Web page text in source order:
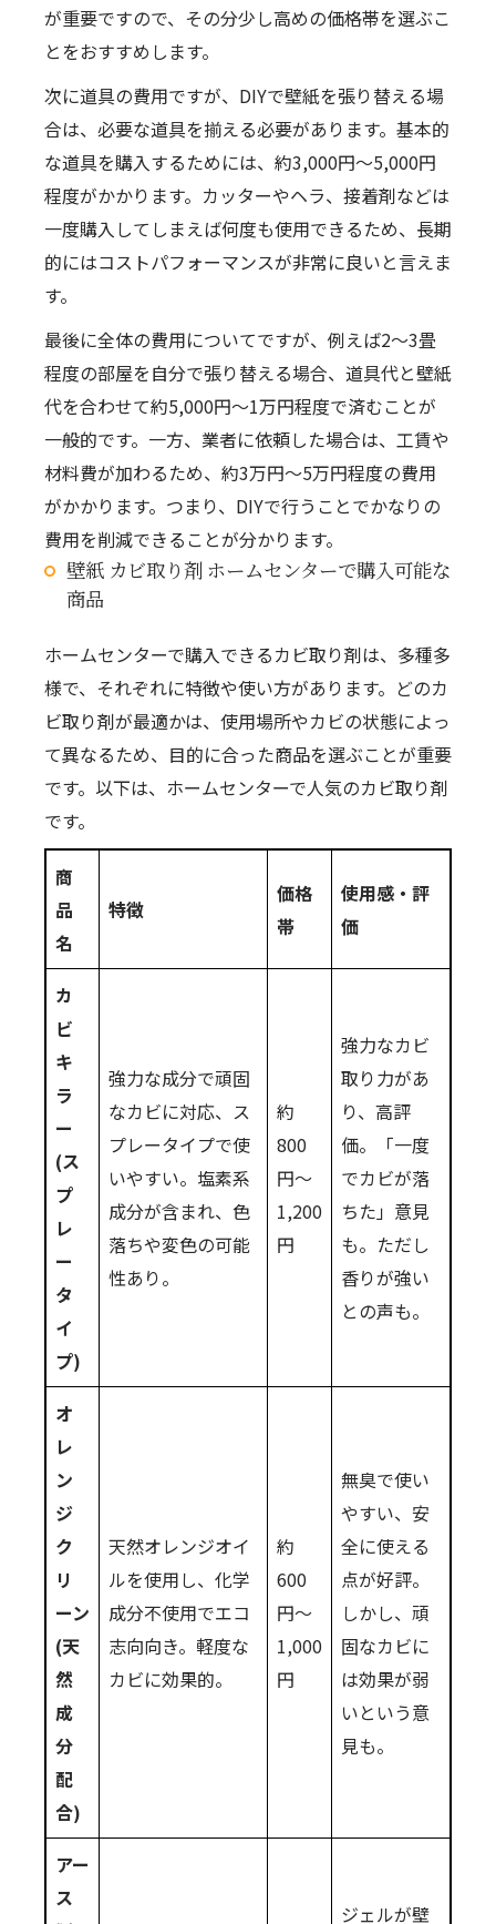
が重要ですので、その分少し高めの価格帯を選ぶこ
とをおすすめします。
次に道具の費用ですが、DIYで壁紙を張り替える場
合は、必要な道具を揃える必要があります。基本的
な道具を購入するためには、約3,000円～5,000円
程度がかかります。カッターやヘラ、接着剤などは
一度購入してしまえば何度も使用できるため、長期
的にはコストパフォーマンスが非常に良いと言えま
す。
最後に全体の費用についてですが、例えば2～3畳
程度の部屋を自分で張り替える場合、道具代と壁紙
代を合わせて約5,000円～1万円程度で済むことが
一般的です。一方、業者に依頼した場合は、工賃や
材料費が加わるため、約3万円～5万円程度の費用
がかかります。つまり、DIYで行うことでかなりの
費用を削減できることが分かります。
壁紙 カビ取り剤 ホームセンターで購入可能な
商品
ホームセンターで購入できるカビ取り剤は、多種多
様で、それぞれに特徴や使い方があります。どのカ
ビ取り剤が最適かは、使用場所やカビの状態によっ
て異なるため、目的に合った商品を選ぶことが重要
です。以下は、ホームセンターで人気のカビ取り剤
です。
商
品
名
特徴
価格
帯
使用感・評
価
カ
ビ
キ
ラ
ー
(ス
プ
レ
ー
タ
イ
プ)
強力な成分で頑固
なカビに対応、ス
プレータイプで使
いやすい。塩素系
成分が含まれ、色
落ちや変色の可能
性あり。
約
800
円～
1,200
円
強力なカビ
取り力があ
り、高評
価。「一度
でカビが落
ちた」意見
も。ただし
香りが強い
との声も。
オ
レ
ン
ジ
ク
リ
ーン
(天
然
成
分
配
合)
天然オレンジオイ
ルを使用し、化学
成分不使用でエコ
志向向き。軽度な
カビに効果的。
約
600
円～
1,000
円
無臭で使い
やすい、安
全に使える
点が好評。
しかし、頑
固なカビに
は効果が弱
いという意
見も。
アー
ス
ジェルが壁